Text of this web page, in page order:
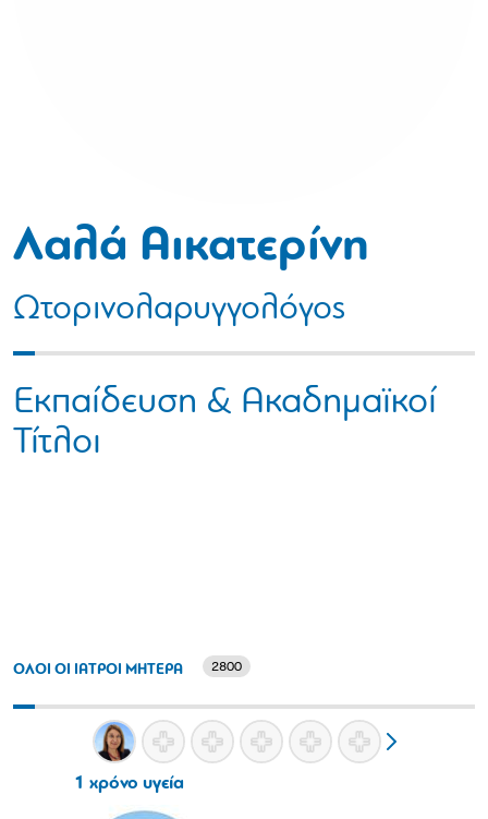
Λαλά Αικατερίνη
Ωτορινολαρυγγολόγος
Εκπαίδευση & Ακαδημαϊκοί
Τίτλοι
ΟΛΟΙ ΟΙ ΙΑΤΡΟΙ ΜΗΤΕΡΑ 2800
1 χρόνο υγεία